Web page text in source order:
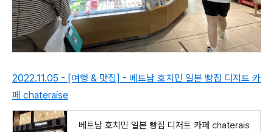
2022.11.05 - [여행 & 맛집] - 베트남 호치민 일본 빵집 디저트 카
페 chateraise
베트남 호치민 일본 빵집 디저트 카페 chaterais